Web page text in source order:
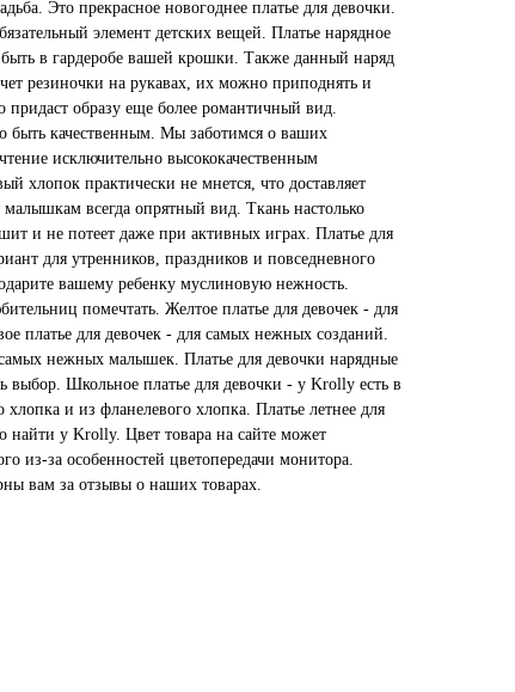
Это прекрасное новогоднее платье для девочки.
элемент детских вещей. Платье нарядное
в гардеробе вашей крошки. Также данный наряд
резиночки на рукавах, их можно приподнять и
придаст образу еще более романтичный вид.
быть качественным. Мы заботимся о ваших
исключительно высококачественным
хлопок практически не мнется, что доставляет
всегда опрятный вид. Ткань настолько
и не потеет даже при активных играх. Платье для
для утренников, праздников и повседневного
вашему ребенку муслиновую нежность.
помечтать. Желтое платье для девочек - для
платье для девочек - для самых нежных созданий.
нежных малышек. Платье для девочки нарядные
выбор. Школьное платье для девочки - у Krolly есть в
хлопка и из фланелевого хлопка. Платье летнее для
найти у Krolly. Цвет товара на сайте может
из-за особенностей цветопередачи монитора.
вам за отзывы о наших товарах.